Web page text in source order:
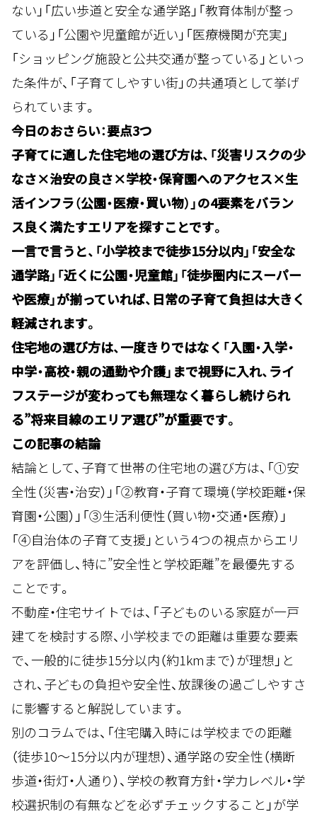
ない」「広い歩道と安全な通学路」「教育体制が整っ
ている」「公園や児童館が近い」「医療機関が充実」
「ショッピング施設と公共交通が整っている」といっ
た条件が、「子育てしやすい街」の共通項として挙げ
られています。
今日のおさらい：要点3つ
子育てに適した住宅地の選び方は、「災害リスクの少
なさ×治安の良さ×学校・保育園へのアクセス×生
活インフラ（公園・医療・買い物）」の4要素をバラン
ス良く満たすエリアを探すことです。
一言で言うと、「小学校まで徒歩15分以内」「安全な
通学路」「近くに公園・児童館」「徒歩圏内にスーパー
や医療」が揃っていれば、日常の子育て負担は大きく
軽減されます。
住宅地の選び方は、一度きりではなく「入園・入学・
中学・高校・親の通勤や介護」まで視野に入れ、ライ
フステージが変わっても無理なく暮らし続けられ
る”将来目線のエリア選び”が重要です。
この記事の結論
結論として、子育て世帯の住宅地の選び方は、「①安
全性（災害・治安）」「②教育・子育て環境（学校距離・保
育園・公園）」「③生活利便性（買い物・交通・医療）」
「④自治体の子育て支援」という4つの視点からエリ
アを評価し、特に”安全性と学校距離”を最優先する
ことです。
不動産・住宅サイトでは、「子どものいる家庭が一戸
建てを検討する際、小学校までの距離は重要な要素
で、一般的に徒歩15分以内（約1kmまで）が理想」と
され、子どもの負担や安全性、放課後の過ごしやすさ
に影響すると解説しています。
別のコラムでは、「住宅購入時には学校までの距離
（徒歩10〜15分以内が理想）、通学路の安全性（横断
歩道・街灯・人通り）、学校の教育方針・学力レベル・学
校選択制の有無などを必ずチェックすること」が学